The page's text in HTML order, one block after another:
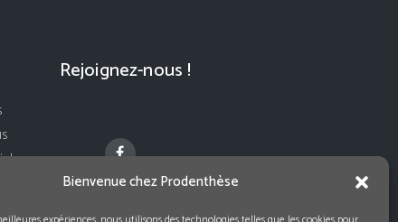
Bienvenue chez Prodenthèse
de
Rejoignez-nous !